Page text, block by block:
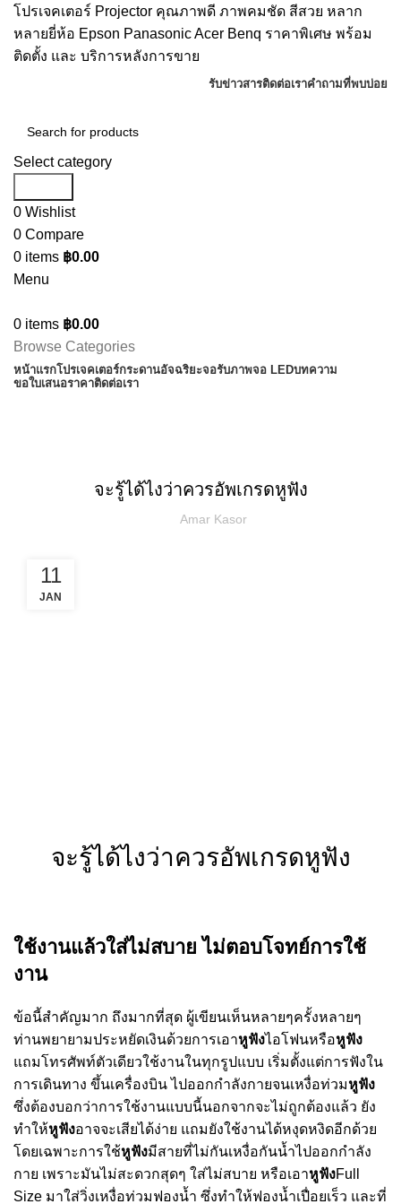
โปรเจคเตอร์ Projector คุณภาพดี ภาพคมชัด สีสวย หลาก
หลายยี่ห้อ Epson Panasonic Acer Benq ราคาพิเศษ พร้อม
ติดตั้ง และ บริการหลังการขาย
รับข่าวสารติดต่อเราคำถามที่พบบ่อย
Select category
0 Wishlist
0 Compare
0 items ฿0.00
Menu
0 items ฿0.00
Browse Categories
หน้าแรกโปรเจคเตอร์กระดานอัจฉริยะจอรับภาพจอ LEDบทความ
ขอใบเสนอราคาติดต่อเรา
จะรู้ได้ไงว่าควรอัพเกรดหูฟัง
Amar Kasor
11
JAN
จะรู้ได้ไงว่าควรอัพเกรดหูฟัง
ใช้งานแล้วใส่ไม่สบาย ไม่ตอบโจทย์การใช้
งาน
ข้อนี้สำคัญมาก ถึงมากที่สุด ผู้เขียนเห็นหลายๆครั้งหลายๆ
ท่านพยายามประหยัดเงินด้วยการเอาหูฟังไอโฟนหรือหูฟัง
แถมโทรศัพท์ตัวเดียวใช้งานในทุกรูปแบบ เริ่มตั้งแต่การฟังใน
การเดินทาง ขึ้นเครื่องบิน ไปออกกำลังกายจนเหงื่อท่วมหูฟัง
ซึ่งต้องบอกว่าการใช้งานแบบนี้นอกจากจะไม่ถูกต้องแล้ว ยัง
ทำให้หูฟังอาจจะเสียได้ง่าย แถมยังใช้งานได้หงุดหงิดอีกด้วย
โดยเฉพาะการใช้หูฟังมีสายที่ไม่กันเหงื่อกันน้ำไปออกกำลัง
กาย เพราะมันไม่สะดวกสุดๆ ใส่ไม่สบาย หรือเอาหูฟังFull
Size มาใส่วิ่งเหงื่อท่วมฟองน้ำ ซึ่งทำให้ฟองน้ำเปื่อยเร็ว และที่